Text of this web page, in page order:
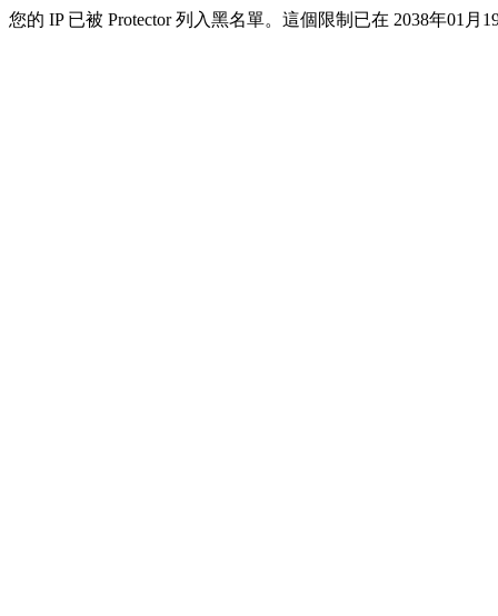
您的 IP 已被 Protector 列入黑名單。這個限制已在 2038年01月